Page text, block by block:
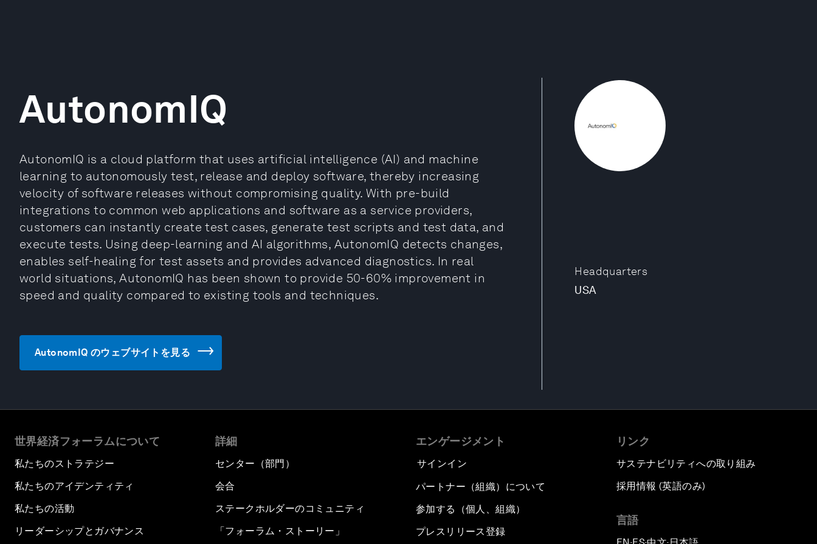
Headquarters
USA
AutonomIQ
AutonomIQ is a cloud platform that uses artificial intelligence (AI) and machine
learning to autonomously test, release and deploy software, thereby increasing
velocity of software releases without compromising quality. With pre-build
integrations to common web applications and software as a service providers,
customers can instantly create test cases, generate test scripts and test data, and
execute tests. Using deep-learning and AI algorithms, AutonomIQ detects changes,
enables self-healing for test assets and provides advanced diagnostics. In real
world situations, AutonomIQ has been shown to provide 50-60% improvement in
speed and quality compared to existing tools and techniques.
AutonomIQ のウェブサイトを見る
世界経済フォーラムについて
私たちのストラテジー
私たちのアイデンティティ
私たちの活動
リーダーシップとガバナンス
詳細
センター（部門）
会合
ステークホルダーのコミュニティ
「フォーラム・ストーリー」
エンゲージメント
サインイン
パートナー（組織）について
参加する（個人、組織）
プレスリリース登録
リンク
サステナビリティへの取り組み
採用情報 (英語のみ)
言語
▪ ▪ ▪